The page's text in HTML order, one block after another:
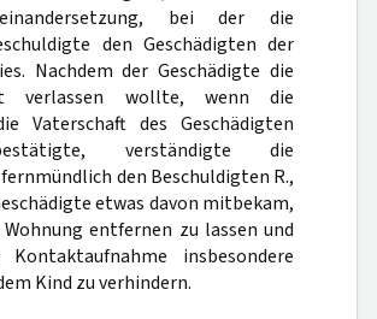
bei der die
den Geschädigten der
Nachdem der Geschädigte die
verlassen wollte, wenn die
Vaterschaft des Geschädigten
verständigte die
den Beschuldigten R.,
etwas davon mitbekam,
entfernen zu lassen und
insbesondere
Kind zu verhindern.